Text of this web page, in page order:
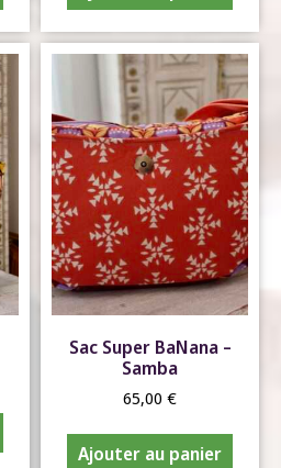
Sac Super BaNana –
Samba
65,00 €
Ajouter au panier